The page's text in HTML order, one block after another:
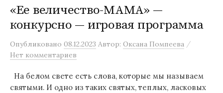
«Ее величество-МАМА» —
конкурсно — игровая программа
Опубликовано 08.12.2023 Автор: Оксана Помпеева /
Нет комментариев
На белом свете есть слова, которые мы называем
святыми. И одно из таких святых, теплых, ласковых